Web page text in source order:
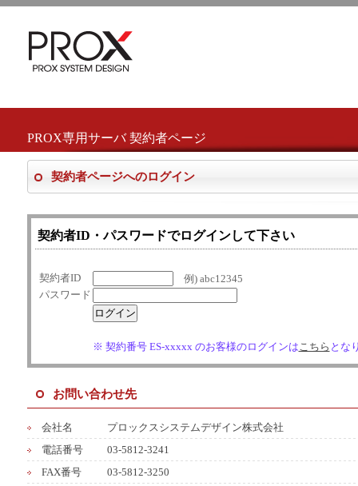
PROX専用サーバ 契約者ページ
契約者ページへのログイン
契約者ID・パスワードでログインして下さい
契約者ID
例) abc12345
パスワード
※ 契約番号 ES-xxxxx のお客様のログインはこちら とな
お問い合わせ先
会社名
プロックスシステムデザイン株式会社
電話番号
03-5812-3241
FAX番号
03-5812-3250